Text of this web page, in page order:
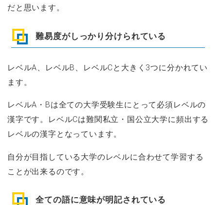
だと思います。
難易度がしっかり分けられている
レベルA、レベルB、レベルCと大きく3つに分かれてい
ます。
レベルA・Bは全ての大学受験生にとって必須レベルの
漢字です。レベルCは難関私立・国公立大学に頻出する
レベルの漢字となっています。
自分が目指している大学のレベルに合わせて学習する
ことが出来るのです。
全ての語に意味が明記されている